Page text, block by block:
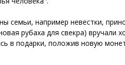
семьи, например невестки,
рубаха для свекра) вручали
в подарки, положив новую